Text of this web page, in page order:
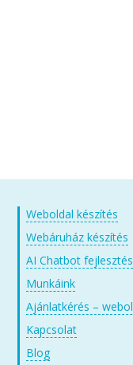
Weboldal készítés
Webáruház készítés
AI Chatbot fejlesztés
Munkáink
Ajánlatkérés –
Kapcsolat
Blog